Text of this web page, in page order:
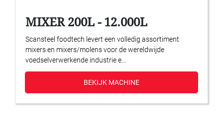
MIXER 200L - 12.000L
Scansteel foodtech levert een volledig assortiment
mixers en mixers/molens voor de wereldwijde
voedselverwerkende industrie e...
BEKIJK MACHINE